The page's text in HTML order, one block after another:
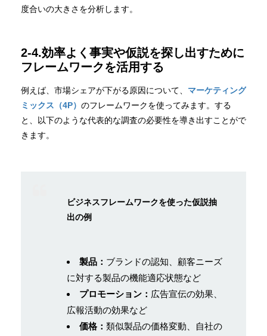
度合いの大きさを分析します。
2-4.効率よく事実や仮説を探し出すために
フレームワークを活用する
例えば、市場シェアが下がる原因について、 マーケティング
ミックス（4P） のフレームワークを使ってみます。する
と、以下のような代表的な調査の必要性を導き出すことがで
きます。
ビジネスフレームワークを使った仮説抽
出の例
製品： ブランドの認知、顧客ニーズ
に対する製品の機能適応状態など
プロモーション： 広告宣伝の効果、
広報活動の効果など
価格： 類似製品の価格変動、自社の